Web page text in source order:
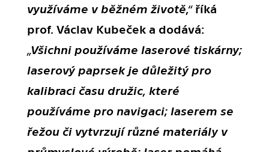
využíváme v běžném životě,“ říká
prof. Václav Kubeček a dodává:
„Všichni používáme laserové tiskárny;
laserový paprsek je důležitý pro
kalibraci času družic, které
používáme pro navigaci; laserem se
řežou či vytvrzují různé materiály v